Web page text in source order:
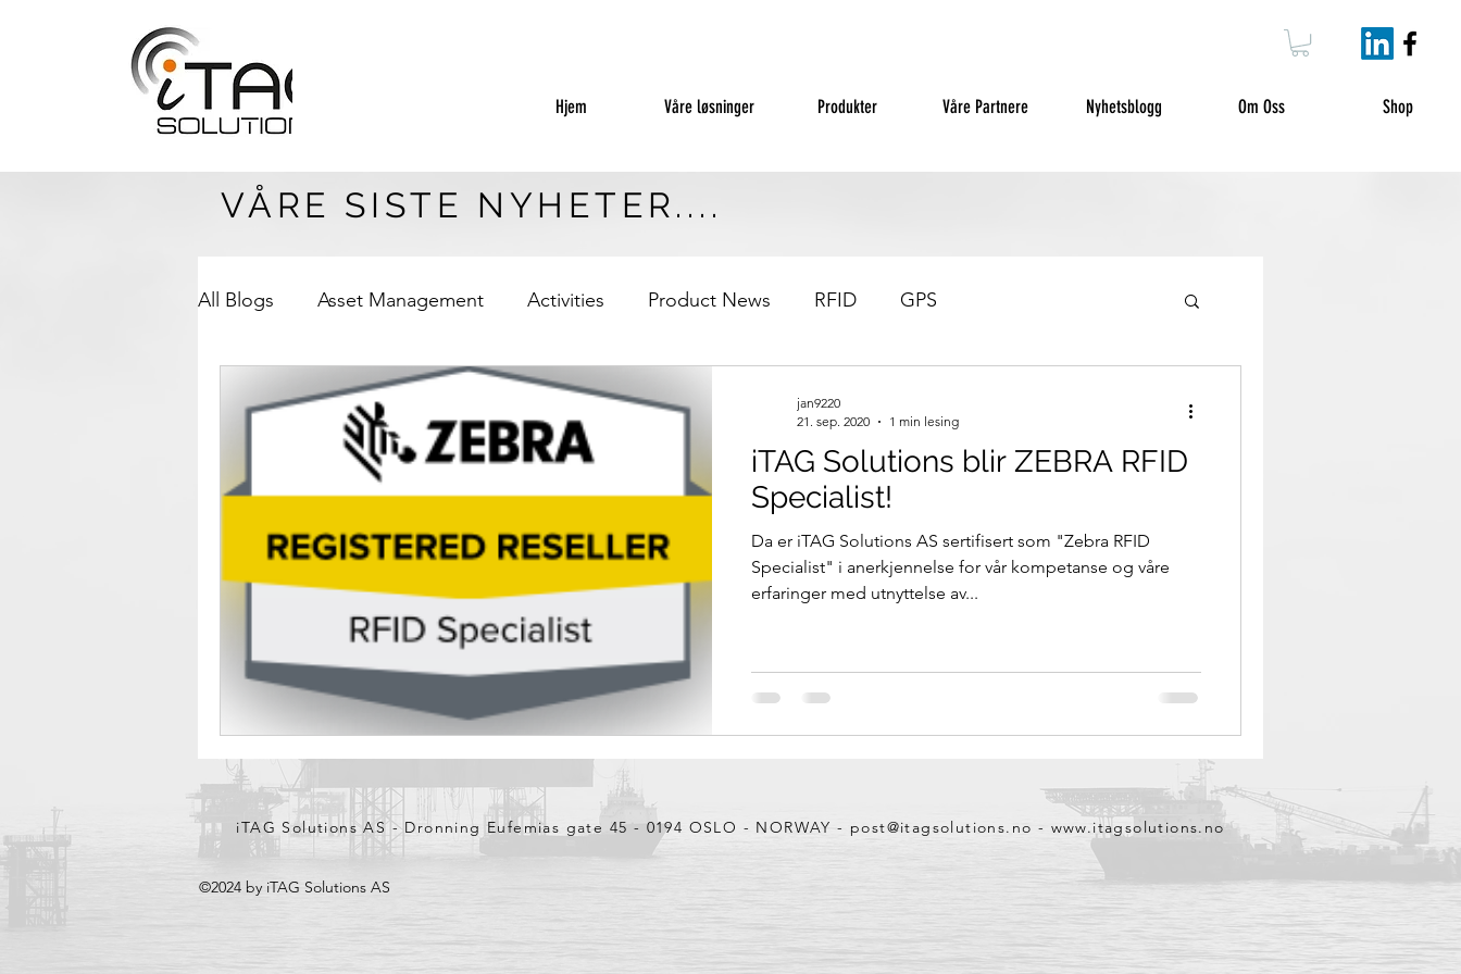
Hjem Våre løsninger Produkter Våre Partnere Nyhetsblogg Om Oss Shop
VÅRE SISTE NYHETER....
All Blogs Asset Management Activities Product News RFID GPS
iTAG Solutions blir ZEBRA RFID
Specialist!
Da er iTAG Solutions AS sertifisert som "Zebra RFID
Specialist" i anerkjennelse for vår kompetanse og våre
erfaringer med utnyttelse av...
jan9220
21. sep. 2020
1 min lesing
iTAG Solutions AS - Dronning Eufemias gate 45 - 0194 OSLO - NORWAY - post@itagsolutions.no - www.itagsolutions.no
©2024 by iTAG Solutions AS